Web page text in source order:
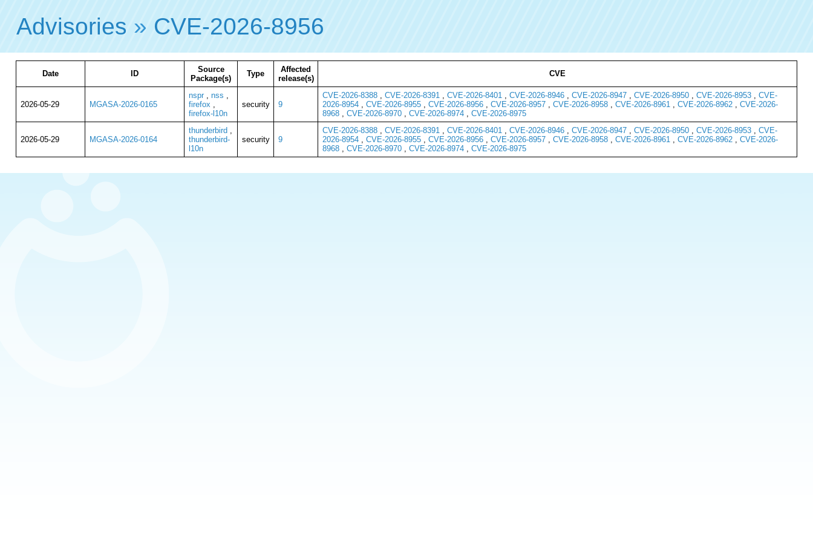
Advisories » CVE-2026-8956
Date ID
Source
Package(s)
Type
Affected
release(s)
CVE
2026-05-29 MGASA-2026-0165
nspr, nss ,
firefox ,
firefox-l10n
security 9
CVE-2026-8388, CVE-2026-8391, CVE-2026-8401, CVE-2026-8946, CVE-2026-8947, CVE-2026-8950, CVE-2026-8953, CVE-
2026-8954, CVE-2026-8955, CVE-2026-8956, CVE-2026-8957, CVE-2026-8958, CVE-2026-8961, CVE-2026-8962, CVE-2026-
8968, CVE-2026-8970, CVE-2026-8974, CVE-2026-8975
2026-05-29 MGASA-2026-0164
thunderbird ,
thunderbird-
l10n
security 9
CVE-2026-8388, CVE-2026-8391, CVE-2026-8401, CVE-2026-8946, CVE-2026-8947, CVE-2026-8950, CVE-2026-8953, CVE-
2026-8954, CVE-2026-8955, CVE-2026-8956, CVE-2026-8957, CVE-2026-8958, CVE-2026-8961, CVE-2026-8962, CVE-2026-
8968, CVE-2026-8970, CVE-2026-8974, CVE-2026-8975